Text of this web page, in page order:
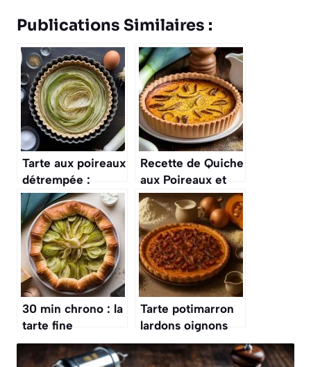
Publications Similaires :
Tarte aux poireaux
détrempée :
l’erreur à ne plus
faire pour obtenir
une pâte ultra
croustillante
Recette de Quiche
aux Poireaux et
Lardons
30 min chrono : la
tarte fine
poireaux-
parmesan
Tarte potimarron
lardons oignons
caramélisés :
recette